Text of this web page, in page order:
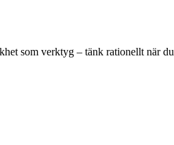
som verktyg – tänk rationellt när du